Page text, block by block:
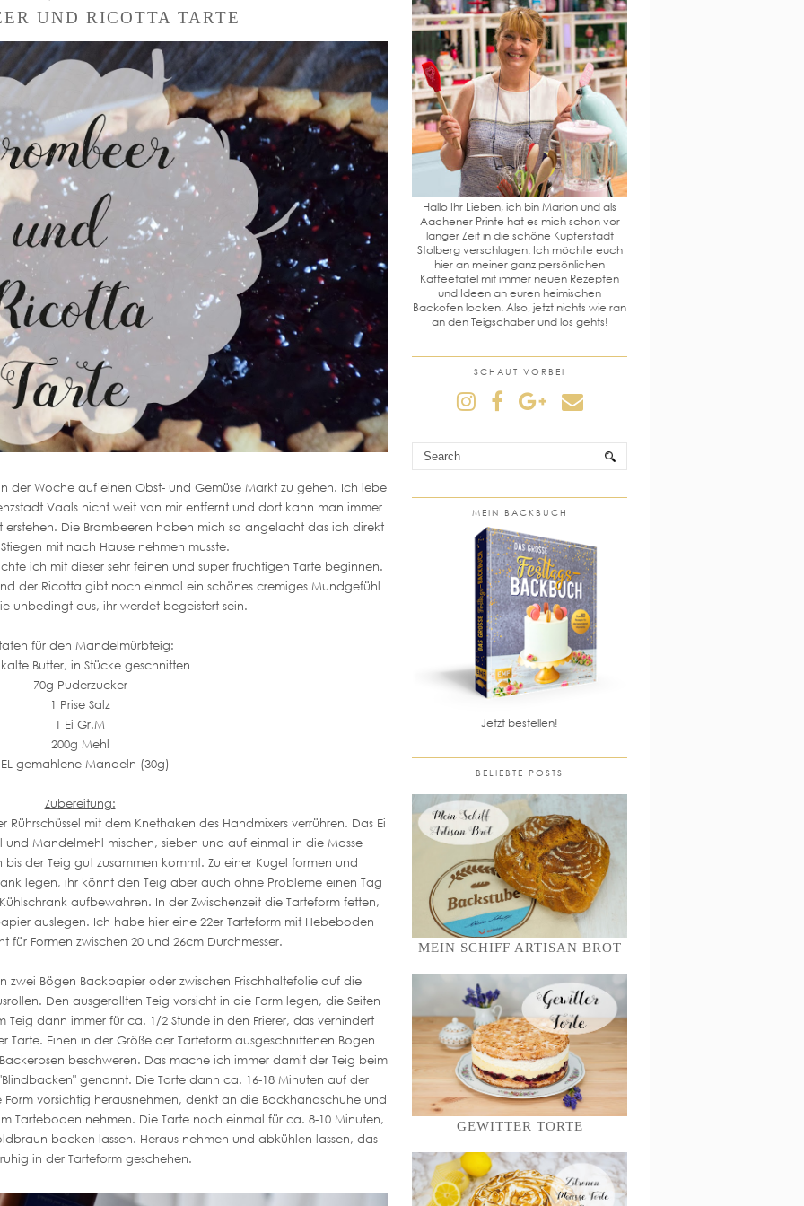
UND RICOTTA TARTE
Woche auf einen Obst- und Gemüse Markt zu gehen. Ich lebe
Vaals nicht weit von mir entfernt und dort kann man immer
Die Brombeeren haben mich so angelacht das ich direkt
mit nach Hause nehmen musste.
ich mit dieser sehr feinen und super fruchtigen Tarte beginnen.
der Ricotta gibt noch einmal ein schönes cremiges Mundgefühl
unbedingt aus, ihr werdet begeistert sein.
für den Mandelmürbteig:
Butter, in Stücke geschnitten
70g Puderzucker
1 Prise Salz
1 Ei Gr.M
200g Mehl
gemahlene Mandeln (30g)
Zubereitung:
Rührschüssel mit dem Knethaken des Handmixers verrühren. Das Ei
Mandelmehl mischen, sieben und auf einmal in die Masse
der Teig gut zusammen kommt. Zu einer Kugel formen und
legen, ihr könnt den Teig aber auch ohne Probleme einen Tag
aufbewahren. In der Zwischenzeit die Tarteform fetten,
auslegen. Ich habe hier eine 22er Tarteform mit Hebeboden
für Formen zwischen 20 und 26cm Durchmesser.
zwei Bögen Backpapier oder zwischen Frischhaltefolie auf die
Den ausgerollten Teig vorsicht in die Form legen, die Seiten
Teig dann immer für ca. 1/2 Stunde in den Frierer, das verhindert
Tarte. Einen in der Größe der Tarteform ausgeschnittenen Bogen
beschweren. Das mache ich immer damit der Teig beim
genannt. Die Tarte dann ca. 16-18 Minuten auf der
vorsichtig herausnehmen, denkt an die Backhandschuhe und
Tarteboden nehmen. Die Tarte noch einmal für ca. 8-10 Minuten,
backen lassen. Heraus nehmen und abkühlen lassen, das
in der Tarteform geschehen.
Hallo Ihr Lieben, ich bin Marion und als
Aachener Printe hat es mich schon vor
langer Zeit in die schöne Kupferstadt
Stolberg verschlagen. Ich möchte euch
hier an meiner ganz persönlichen
Kaffeetafel mit immer neuen Rezepten
und Ideen an euren heimischen
Backofen locken. Also, jetzt nichts wie ran
an den Teigschaber und los gehts!
SCHAUT VORBEI
MEIN BACKBUCH
Jetzt bestellen!
BELIEBTE POSTS
MEIN SCHIFF ARTISAN BROT
GEWITTER TORTE